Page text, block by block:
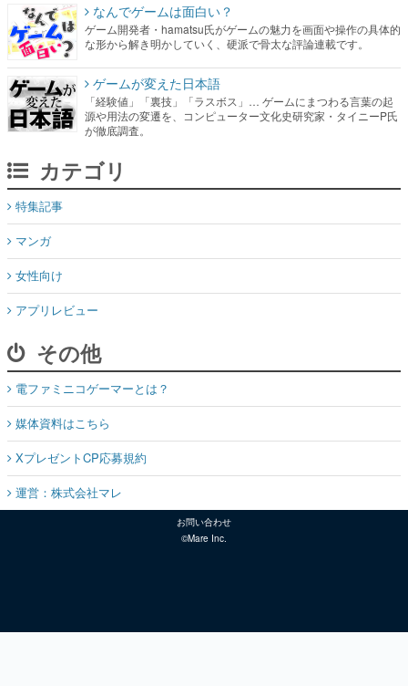
なんでゲームは面白い？
ゲーム開発者・hamatsu氏がゲームの魅力を画面や操作の具体的
な形から解き明かしていく、硬派で骨太な評論連載です。
ゲームが変えた日本語
「経験値」「裏技」「ラスボス」… ゲームにまつわる言葉の起
源や用法の変遷を、コンピューター文化史研究家・タイニーP氏
が徹底調査。
カテゴリ
特集記事
マンガ
女性向け
アプリレビュー
その他
電ファミニコゲーマーとは？
媒体資料はこちら
XプレゼントCP応募規約
運営：株式会社マレ
お問い合わせ
©Mare Inc.